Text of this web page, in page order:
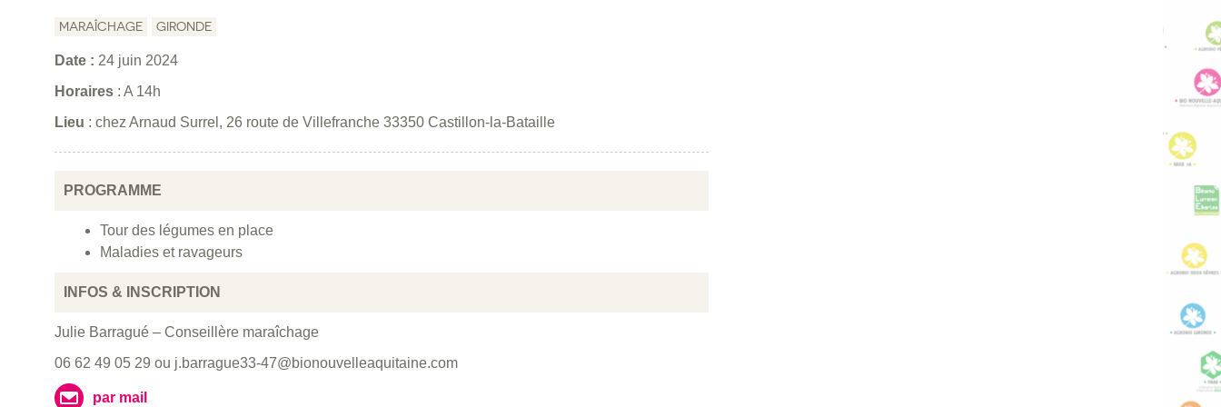
MARAÎCHAGE GIRONDE
Date : 24 juin 2024
Horaires : A 14h
Lieu : chez Arnaud Surrel, 26 route de Villefranche 33350 Castillon-la-Bataille
PROGRAMME
Tour des légumes en place
Maladies et ravageurs
INFOS & INSCRIPTION
Julie Barragué – Conseillère maraîchage
06 62 49 05 29 ou j.barrague33-47@bionouvelleaquitaine.com
par mail